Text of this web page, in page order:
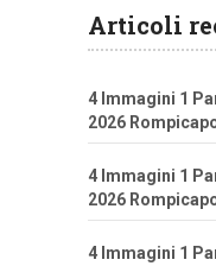
Articoli
4 Immagini 1
2026
4 Immagini 1
2026
4 Immagini 1